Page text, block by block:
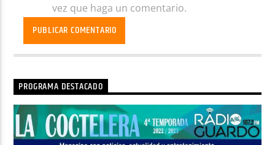
vez que haga un comentario.
PROGRAMA DESTACADO